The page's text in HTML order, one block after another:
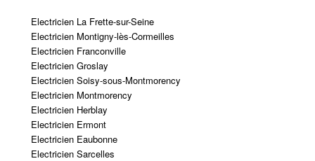
Electricien La Frette-sur-Seine
Electricien Montigny-lès-Cormeilles
Electricien Franconville
Electricien Groslay
Electricien Soisy-sous-Montmorency
Electricien Montmorency
Electricien Herblay
Electricien Ermont
Electricien Eaubonne
Electricien Sarcelles